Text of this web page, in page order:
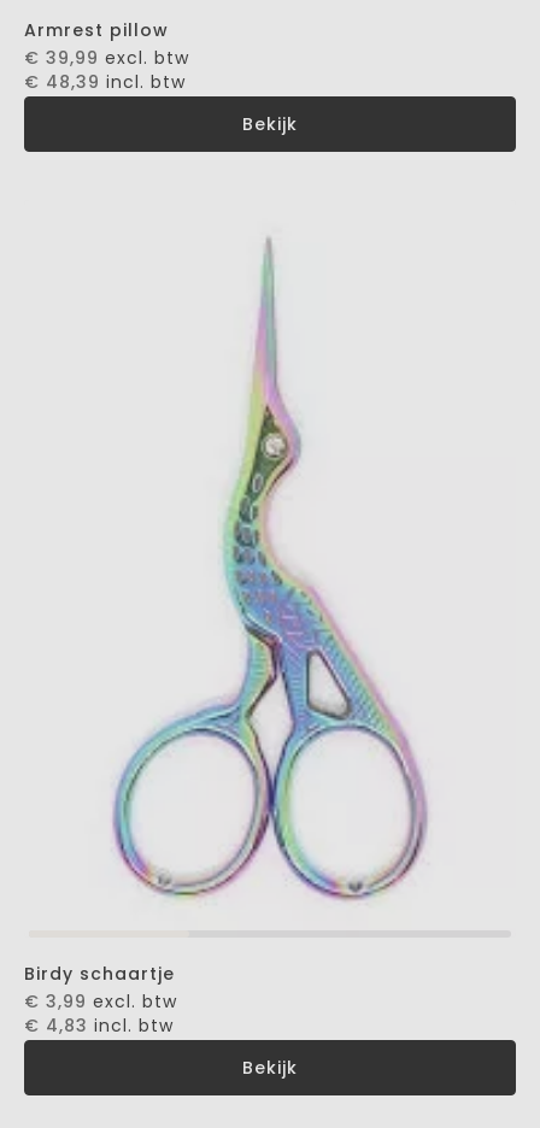
Armrest pillow
€ 39,99 excl. btw
€ 48,39 incl. btw
Bekijk
Birdy schaartje
€ 3,99 excl. btw
€ 4,83 incl. btw
Bekijk